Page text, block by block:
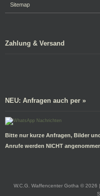
Sitemap
Zahlung & Versand
NEU: Anfragen auch per »
Bitte nur kurze Anfragen, Bilder
Anrufe werden NICHT
W.C.G. Waffencenter Gotha © 2026